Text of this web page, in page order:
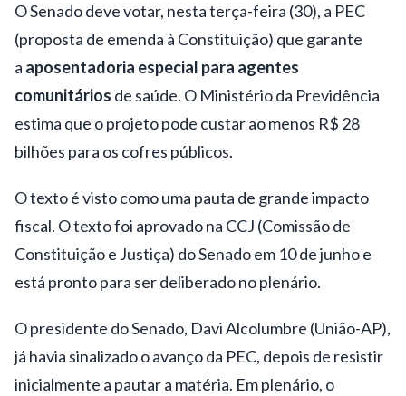
O Senado deve votar, nesta terça-feira (30), a PEC
(proposta de emenda à Constituição) que garante
a aposentadoria especial para agentes
comunitários de saúde. O Ministério da Previdência
estima que o projeto pode custar ao menos R$ 28
bilhões para os cofres públicos.
O texto é visto como uma pauta de grande impacto
fiscal. O texto foi aprovado na CCJ (Comissão de
Constituição e Justiça) do Senado em 10 de junho e
está pronto para ser deliberado no plenário.
O presidente do Senado, Davi Alcolumbre (União-AP),
já havia sinalizado o avanço da PEC, depois de resistir
inicialmente a pautar a matéria. Em plenário, o